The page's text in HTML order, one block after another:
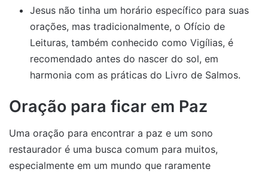
Jesus não tinha um horário específico para suas
orações, mas tradicionalmente, o Ofício de
Leituras, também conhecido como Vigílias, é
recomendado antes do nascer do sol, em
harmonia com as práticas do Livro de Salmos.
Oração para ficar em Paz
Uma oração para encontrar a paz e um sono
restaurador é uma busca comum para muitos,
especialmente em um mundo que raramente